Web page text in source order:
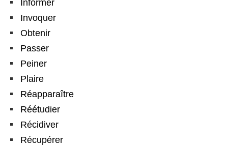
Informer
Invoquer
Obtenir
Passer
Peiner
Plaire
Réapparaître
Réétudier
Récidiver
Récupérer